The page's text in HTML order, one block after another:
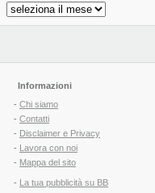
Informazioni
- Chi siamo
- Contatti
- Disclaimer e Privacy
- Lavora con noi
- Mappa del sito
- La tua pubblicità su BB